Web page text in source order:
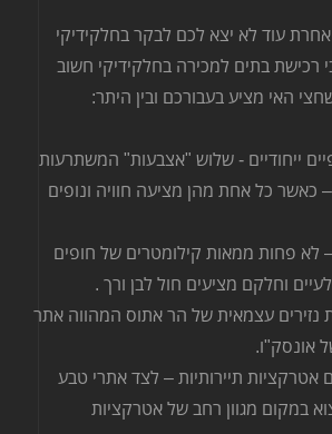
עוד לא יצא לכם לבקר בחלקידיקי
רכישת בתים למכירה בחלקידיקי חשוב
האי מציע בעבורכם ובין היתר:
ייחודיים - שלוש "אצבעות" המשתרעות
כאשר כל אחת מהן מציעה חוויה ונופים
לא פחות ממאות קילומטרים של חופים
וחלקם מציעים חול לבן ורך .
נזירים עצמאית של הר אתוס המהווה אתר
אונסק"ו.
תיירותיות – לצד אתרי טבע
במקום מגוון רחב של אטרקציות